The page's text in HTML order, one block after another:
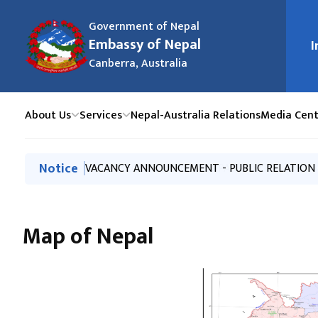
Government of Nepal
Embassy of Nepal
Canberra, Australia
मुख्य
About Us Services Nepal-Australia RelationsMedia
मुख्य नेभिगेसनमा जानुहोस्
Notice नयाँ राहदानी आएको सूचना ! (AUGUST 6)
LIST OF LOST AND FOUND PASSPORTS
VACANCY ANNOUNCEMENT - PUBLIC
नयाँ राहदानी आएको सूचना !
नयाँ राहदानी आएको सूचना !
Map of Nepal